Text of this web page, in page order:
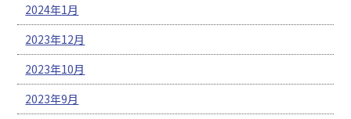
2024年1月
2023年12月
2023年10月
2023年9月